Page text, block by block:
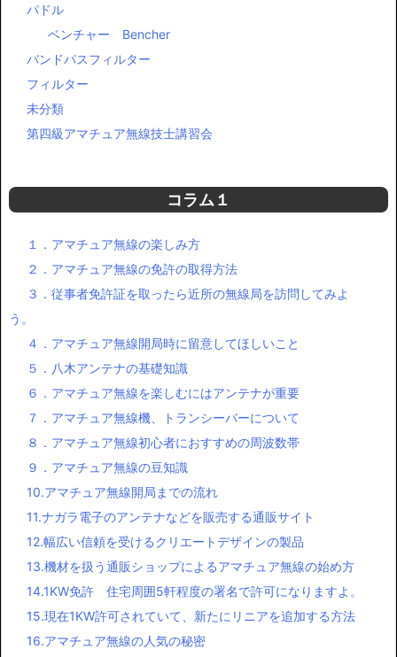
パドル
ベンチャー Bencher
バンドパスフィルター
フィルター
未分類
第四級アマチュア無線技士講習会
コラム１
１．アマチュア無線の楽しみ方
２．アマチュア無線の免許の取得方法
３．従事者免許証を取ったら近所の無線局を訪問してみよ
う。
４．アマチュア無線開局時に留意してほしいこと
５．八木アンテナの基礎知識
６．アマチュア無線を楽しむにはアンテナが重要
７．アマチュア無線機、トランシーバーについて
８．アマチュア無線初心者におすすめの周波数帯
９．アマチュア無線の豆知識
10.アマチュア無線開局までの流れ
11.ナガラ電子のアンテナなどを販売する通販サイト
12.幅広い信頼を受けるクリエートデザインの製品
13.機材を扱う通販ショップによるアマチュア無線の始め方
14.1KW免許 住宅周囲5軒程度の署名で許可になりますよ。
15.現在1KW許可されていて、新たにリニアを追加する方法
16.アマチュア無線の人気の秘密